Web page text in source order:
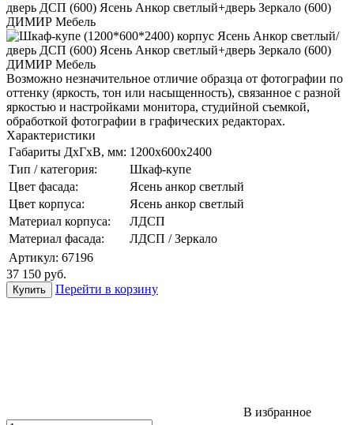
Возможно незначительное отличие образца от фотографии по
оттенку (яркость, тон или насыщенность), связанное с разной
яркостью и настройками монитора, студийной съемкой,
обработкой фотографии в графических редакторах.
Характеристики
Габариты ДхГхВ, мм: 1200х600х2400
Тип / категория:
Шкаф-купе
Цвет фасада:
Ясень анкор светлый
Цвет корпуса:
Ясень анкор светлый
Материал корпуса:
ЛДСП
Материал фасада:
ЛДСП / Зеркало
Артикул: 67196
37 150 руб.
Перейти в корзину
В избранное